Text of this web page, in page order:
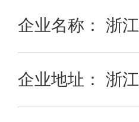
企业名称： 浙
企业地址： 浙